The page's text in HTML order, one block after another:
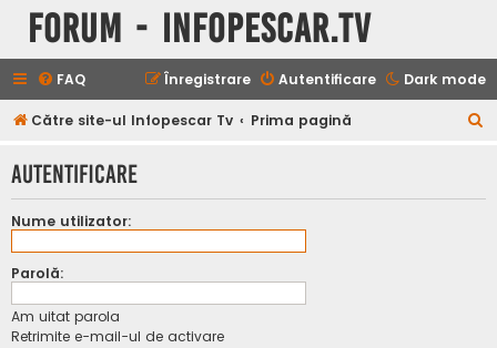
Forum - InfoPescar.Tv
Dark mode
FAQ Autentificare
Înregistrare
Către site-ul Infopescar Tv Prima pagină
t
Autentificare
Nume utilizator:
Parolă:
Am uitat parola
Retrimite e-mail-ul de activare